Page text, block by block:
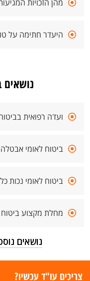
מהן הזכויות
היעדר חתימה על
נושאים
ועדה רפואית
ביטוח לאומי אבטלה
ביטוח לאומי נכות
מחלת מקצוע ביטוח
נושאים
צריכים עו"ד עכשיו?